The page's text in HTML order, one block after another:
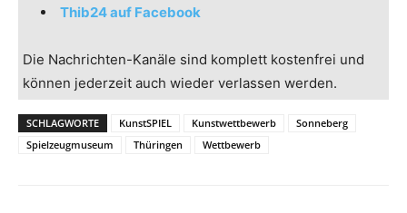
Thib24 auf Facebook
Die Nachrichten-Kanäle sind komplett kostenfrei und
können jederzeit auch wieder verlassen werden.
SCHLAGWORTE KunstSPIEL Kunstwettbewerb
Sonneberg
Spielzeugmuseum
Thüringen Wettbewerb